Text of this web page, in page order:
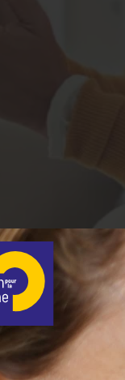
os qui
dite « de
est
a des origines